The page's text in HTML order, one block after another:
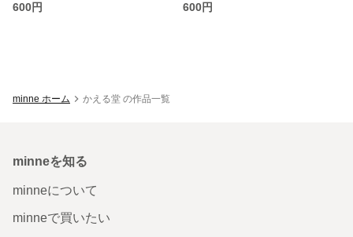
600円 600円
minne ホーム かえる堂 の作品一覧
minneを知る
minneについて
minneで買いたい